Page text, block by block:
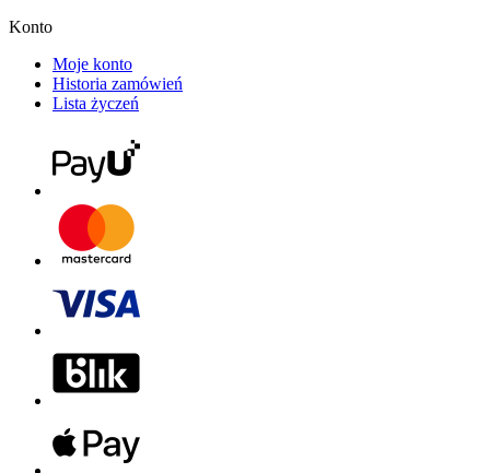
Konto
Moje konto
Historia zamówień
Lista życzeń